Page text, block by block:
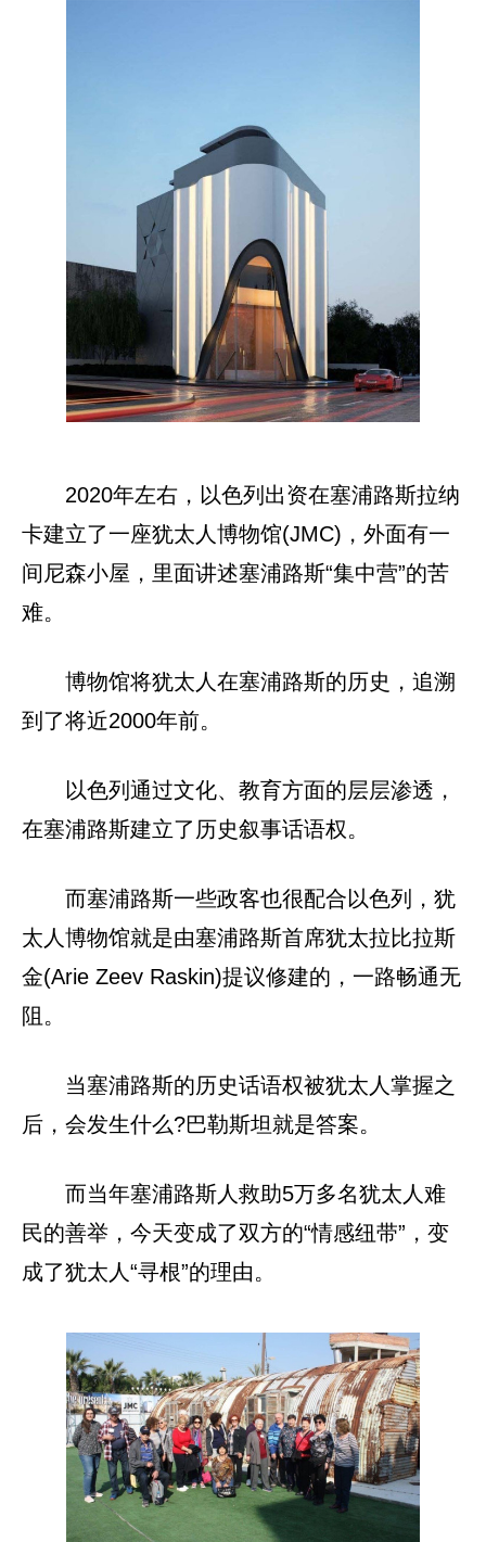
2020年左右，以色列出资在塞浦路斯拉纳
卡建立了一座犹太人博物馆(JMC)，外面有一
间尼森小屋，里面讲述塞浦路斯“集中营”的苦
难。
博物馆将犹太人在塞浦路斯的历史，追溯
到了将近2000年前。
以色列通过文化、教育方面的层层渗透，
在塞浦路斯建立了历史叙事话语权。
而塞浦路斯一些政客也很配合以色列，犹
太人博物馆就是由塞浦路斯首席犹太拉比拉斯
金(Arie Zeev Raskin)提议修建的，一路畅通无
阻。
当塞浦路斯的历史话语权被犹太人掌握之
后，会发生什么?巴勒斯坦就是答案。
而当年塞浦路斯人救助5万多名犹太人难
民的善举，今天变成了双方的“情感纽带”，变
成了犹太人“寻根”的理由。